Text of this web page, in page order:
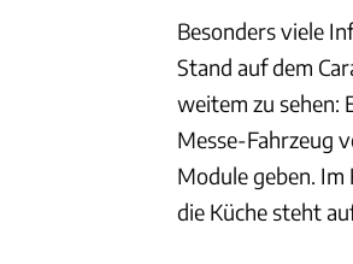
Besonders viele
Stand auf dem
weitem zu sehen:
Messe-Fahrzeug
Module geben. Im
die Küche steht